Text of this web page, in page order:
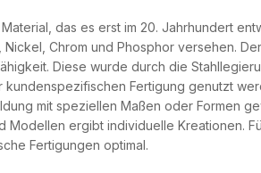
das es erst im 20. Jahrhundert
Chrom und Phosphor versehen.
Diese wurde durch die
Fertigung genutzt
mit speziellen Maßen oder Formen
Modellen ergibt individuelle Kreationen.
Fertigungen optimal.